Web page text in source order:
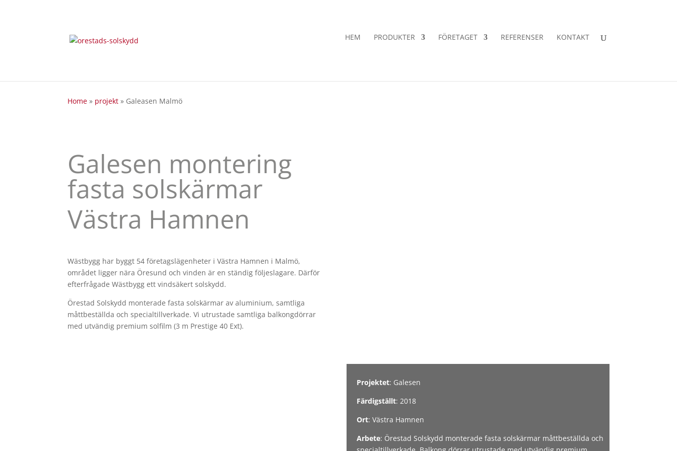
HEM PRODUKTER FÖRETAGET REFERENSER KONTAKT
Home » projekt » Galeasen Malmö
Galesen montering
fasta solskärmar
Västra Hamnen
Wästbygg har byggt 54 företagslägenheter i Västra Hamnen i Malmö,
området ligger nära Öresund och vinden är en ständig följeslagare. Därför
efterfrågade Wästbygg ett vindsäkert solskydd.
Örestad Solskydd monterade fasta solskärmar av aluminium, samtliga
måttbeställda och specialtillverkade. Vi utrustade samtliga balkongdörrar
med utvändig premium solfilm (3 m Prestige 40 Ext).
Projektet: Galesen
Färdigställt: 2018
Ort: Västra Hamnen
Arbete: Örestad Solskydd monterade fasta solskärmar måttbeställda och